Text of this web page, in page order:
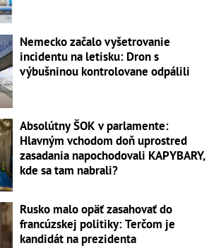
Nemecko začalo vyšetrovanie
incidentu na letisku: Dron s
výbušninou kontrolovane odpálili
Absolútny ŠOK v parlamente:
Hlavným vchodom doň uprostred
zasadania napochodovali KAPYBARY,
kde sa tam nabrali?
Rusko malo opäť zasahovať do
francúzskej politiky: Terčom je
kandidát na prezidenta